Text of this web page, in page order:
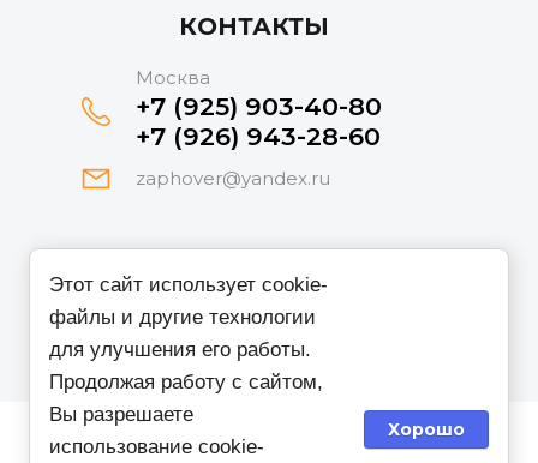
КОНТАКТЫ
Москва
+7 (925) 903-40-80
+7 (926) 943-28-60
zaphover@yandex.ru
Принимаем к оплате
Этот сайт использует cookie-
файлы и другие технологии
для улучшения его работы.
Продолжая работу с сайтом,
Вы разрешаете
использование cookie-
Хорошо